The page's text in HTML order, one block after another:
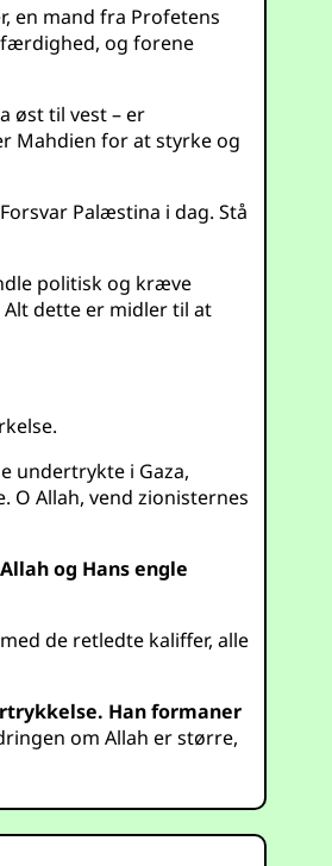
en mand fra Profetens
og forene
øst til vest – er
Mahdien for at styrke og
Palæstina i dag. Stå
politisk og kræve
dette er midler til at
undertrykte i Gaza,
O Allah, vend zionisternes
og Hans engle
de retledte kaliffer, alle
Han formaner
om Allah er større,